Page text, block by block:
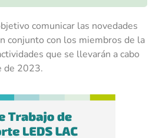
comunicar las novedades
conjunto con los miembros de la
que se llevarán a cabo
de 2023.